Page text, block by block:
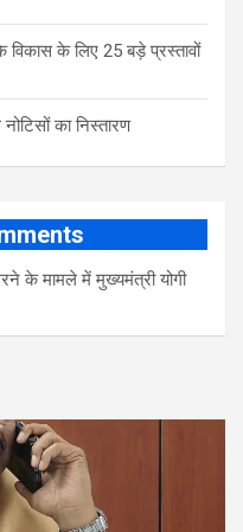
विकास के लिए 25 बड़े प्रस्तावों
का निस्तारण
के मामले में मुख्‍यमंत्री योगी